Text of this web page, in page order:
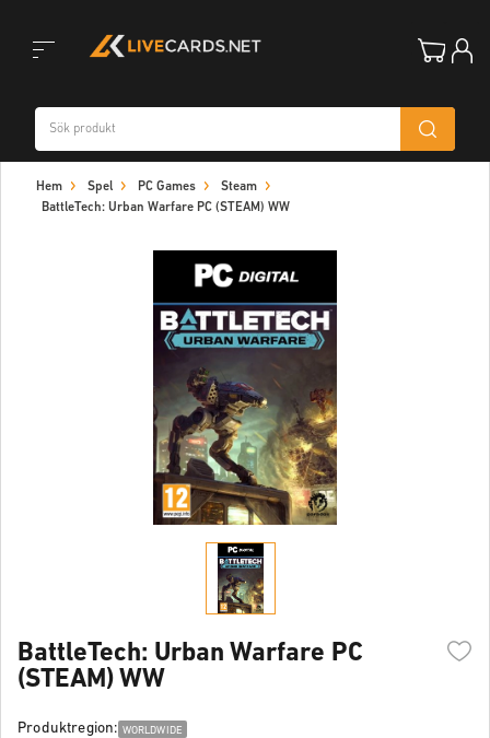
navigation
Hem Spel PC Games
Steam
BattleTech: Urban Warfare PC (STEAM) WW
BattleTech: Urban Warfare PC
(STEAM) WW
Produktregion: WORLDWIDE